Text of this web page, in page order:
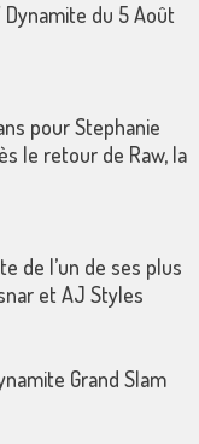
Dynamite du 5 Août
pour Stephanie
le retour de Raw, la
de l’un de ses plus
et AJ Styles
Grand Slam